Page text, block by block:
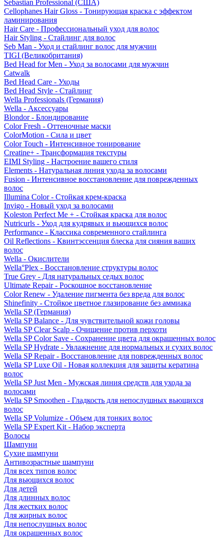
Sebastian Professional (США)
Cellophanes Hair Gloss - Тонирующая краска с эффектом
ламинирования
Hair Care - Профессиональный уход для волос
Hair Styling - Стайлинг для волос
Seb Man - Уход и стайлинг волос для мужчин
TIGI (Великобритания)
Bed Head for Men - Уход за волосами для мужчин
Catwalk
Bed Head Care - Уходы
Bed Head Style - Стайлинг
Wella Professionals (Германия)
Wella - Аксессуары
Blondor - Блондирование
Color Fresh - Оттеночные маски
ColorMotion - Сила и цвет
Color Touch - Интенсивное тонирование
Creatine+ - Трансформация текстуры
EIMI Styling - Настроение вашего стиля
Elements - Натуральная линия ухода за волосами
Fusion - Интенсивное восстановление для поврежденных
волос
Illumina Color - Стойкая крем-краска
Invigo - Новый уход за волосами
Koleston Perfect Me + - Стойкая краска для волос
Nutricurls - Уход для кудрявых и вьющихся волос
Performance - Классика современного стайлинга
Oil Reflections - Квинтэссенция блеска для сияния ваших
волос
Wella - Окислители
Wella°Plex - Восстановление структуры волос
True Grey - Для натуральных седых волос
Ultimate Repair - Роскошное восстановление
Color Renew - Удаление пигмента без вреда для волос
Shinefinity - Стойкое цветное глазирование без аммиака
Wella SP (Германия)
Wella SP Balance - Для чувствительной кожи головы
Wella SP Clear Scalp - Очищение против перхоти
Wella SP Color Save - Сохранение цвета для окрашенных волос
Wella SP Hydrate - Увлажнение для нормальных и сухих волос
Wella SP Repair - Восстановление для поврежденных волос
Wella SP Luxe Oil - Новая коллекция для защиты кератина
волос
Wella SP Just Men - Мужская линия средств для ухода за
волосами
Wella SP Smoothen - Гладкость для непослушных вьющихся
волос
Wella SP Volumize - Объем для тонких волос
Wella SP Expert Kit - Набор эксперта
Волосы
Шампуни
Сухие шампуни
Антивозрастные шампуни
Для всех типов волос
Для вьющихся волос
Для детей
Для длинных волос
Для жестких волос
Для жирных волос
Для непослушных волос
Для окрашенных волос